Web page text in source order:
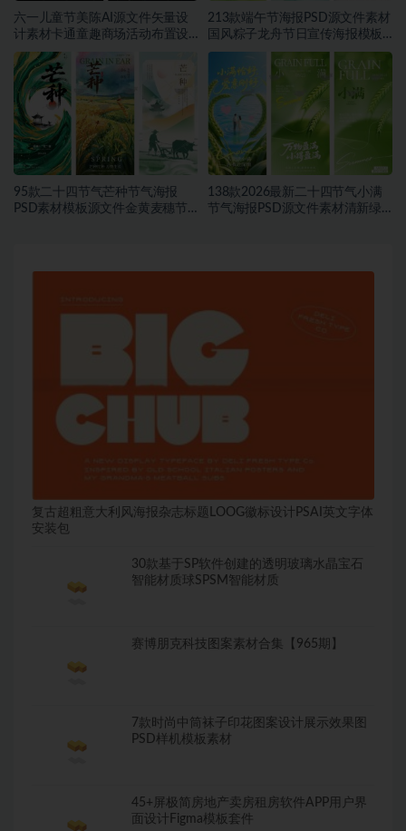
六一儿童节美陈AI源文件矢量设
计素材卡通童趣商场活动布置设
计模板合集~1548期
213款端午节海报PSD源文件素材
国风粽子龙舟节日宣传海报模板
合集~1457期
95款二十四节气芒种节气海报
PSD素材模板源文件金黄麦穗节
138款2026最新二十四节气小满
节气海报PSD源文件素材清新绿
复古超粗意大利风海报杂志标题LOOG徽标设计PSAI英文字体
安装包
30款基于SP软件创建的透明玻璃水晶宝石
智能材质球SPSM智能材质
赛博朋克科技图案素材合集【965期】
7款时尚中筒袜子印花图案设计展示效果图
PSD样机模板素材
45+屏极简房地产卖房租房软件APP用户界
面设计Figma模板套件